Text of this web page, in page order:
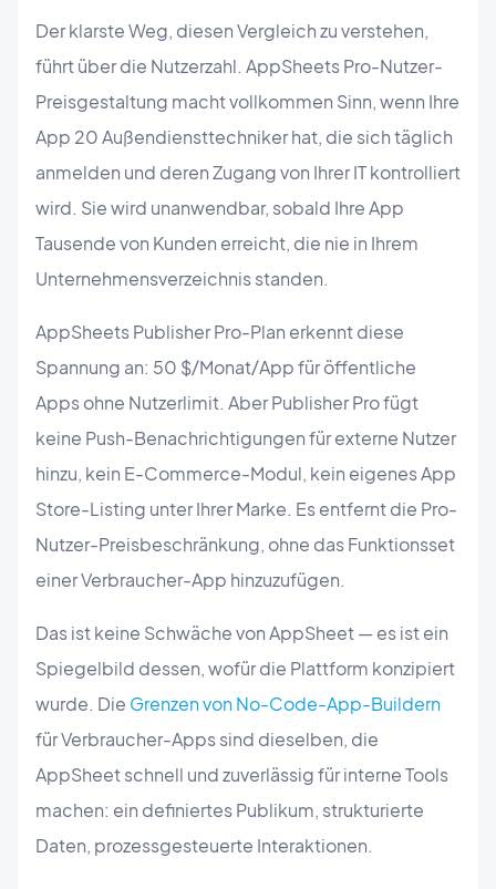
Der klarste Weg, diesen Vergleich zu verstehen,
führt über die Nutzerzahl. AppSheets Pro-Nutzer-
Preisgestaltung macht vollkommen Sinn, wenn Ihre
App 20 Außendiensttechniker hat, die sich täglich
anmelden und deren Zugang von Ihrer IT kontrolliert
wird. Sie wird unanwendbar, sobald Ihre App
Tausende von Kunden erreicht, die nie in Ihrem
Unternehmensverzeichnis standen.
AppSheets Publisher Pro-Plan erkennt diese
Spannung an: 50 $/Monat/App für öffentliche
Apps ohne Nutzerlimit. Aber Publisher Pro fügt
keine Push-Benachrichtigungen für externe Nutzer
hinzu, kein E-Commerce-Modul, kein eigenes App
Store-Listing unter Ihrer Marke. Es entfernt die Pro-
Nutzer-Preisbeschränkung, ohne das Funktionsset
einer Verbraucher-App hinzuzufügen.
Das ist keine Schwäche von AppSheet — es ist ein
Spiegelbild dessen, wofür die Plattform konzipiert
wurde. Die Grenzen von No-Code-App-Buildern
für Verbraucher-Apps sind dieselben, die
AppSheet schnell und zuverlässig für interne Tools
machen: ein definiertes Publikum, strukturierte
Daten, prozessgesteuerte Interaktionen.